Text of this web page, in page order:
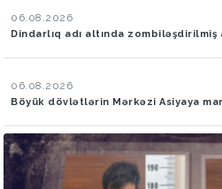
06.08.2026
Dindarlıq adı altında
06.08.2026
Böyük dövlətlərin Mərkəzi Asiyaya